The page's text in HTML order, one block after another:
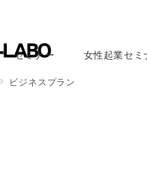
セミナー 女性起業セミ
ビジネスプラン